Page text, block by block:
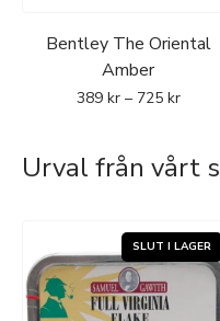
Bentley The Oriental
Amber
389 kr – 725 kr
Urval från vårt